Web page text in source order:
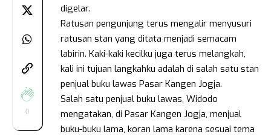
0
digelar.
Ratusan pengunjung terus mengalir menyusuri
ratusan stan yang ditata menjadi semacam
labirin. Kaki-kaki kecilku juga terus melangkah,
kali ini tujuan langkahku adalah di salah satu stan
penjual buku lawas Pasar Kangen Jogja.
Salah satu penjual buku lawas, Widodo
mengatakan, di Pasar Kangen Jogja, menjual
buku-buku lama, koran lama karena sesuai tema